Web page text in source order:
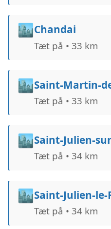
🏙️Chandai
Tæt på • 33 km
🏙️Saint-Martin-
Tæt på • 33 km
🏙️Saint-Julien-
Tæt på • 34 km
🏙️Saint-Julien-le-
Tæt på • 34 km